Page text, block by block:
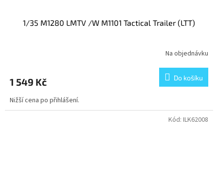
1/35 M1280 LMTV /W M1101 Tactical Trailer (LTT)
Na objednávku
1 549 Kč Do košíku
Nižší cena po přihlášení.
Kód: ILK62008